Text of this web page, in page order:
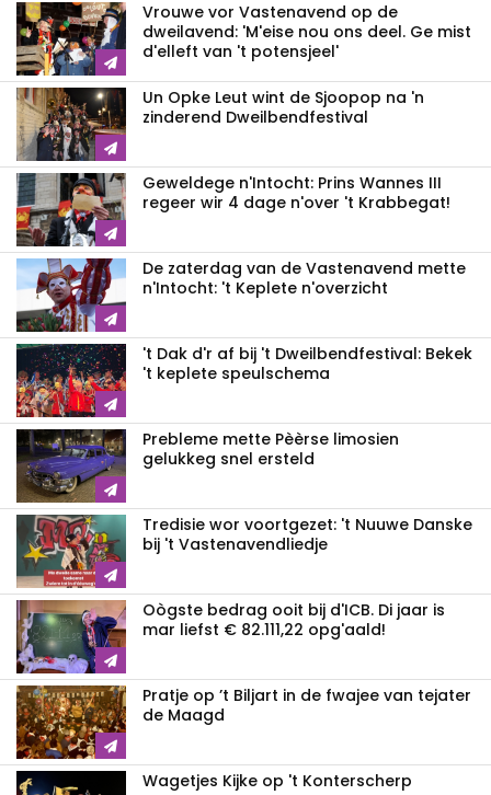
Vrouwe vor Vastenavend op de
dweilavend: 'M'eise nou ons deel. Ge mist
d'elleft van 't potensjeel'
Un Opke Leut wint de Sjoopop na 'n
zinderend Dweilbendfestival
Geweldege n'Intocht: Prins Wannes III
regeer wir 4 dage n'over 't Krabbegat!
De zaterdag van de Vastenavend mette
n'Intocht: 't Keplete n'overzicht
't Dak d'r af bij 't Dweilbendfestival: Bekek
't keplete speulschema
Prebleme mette Pèèrse limosien
gelukkeg snel ersteld
Tredisie wor voortgezet: 't Nuuwe Danske
bij 't Vastenavendliedje
Oògste bedrag ooit bij d'ICB. Di jaar is
mar liefst € 82.111,22 opg'aald!
Pratje op ’t Biljart in de fwajee van tejater
de Maagd
Wagetjes Kijke op 't Konterscherp